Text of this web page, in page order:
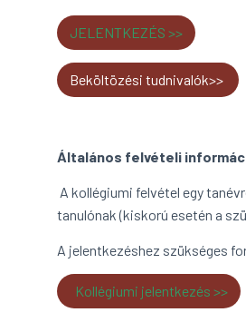
JELENTKEZÉS >>
Beköltözési tudnivalók>>
Általános felvételi
A kollégiumi felvétel egy
tanulónak (kiskorú esetén a
A jelentkezéshez szükséges
Kollégiumi jelentkezés >>